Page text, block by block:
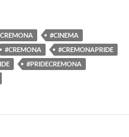
#CINEMA
#CREMONA
#CREMONAPRIDE
#PRIDECREMONA